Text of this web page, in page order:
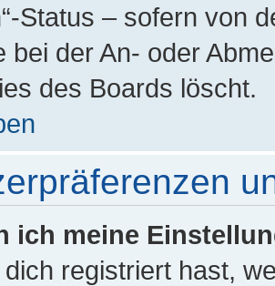
Status – sofern von
bei der An- oder
des Boards löscht.
ich meine
registriert hast,